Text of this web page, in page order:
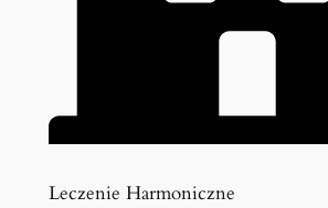
Leczenie Harmoniczne